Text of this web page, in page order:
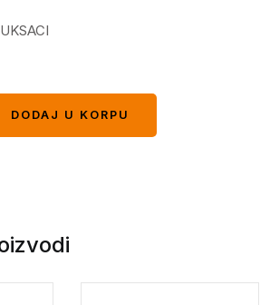
DODAJ U KORPU